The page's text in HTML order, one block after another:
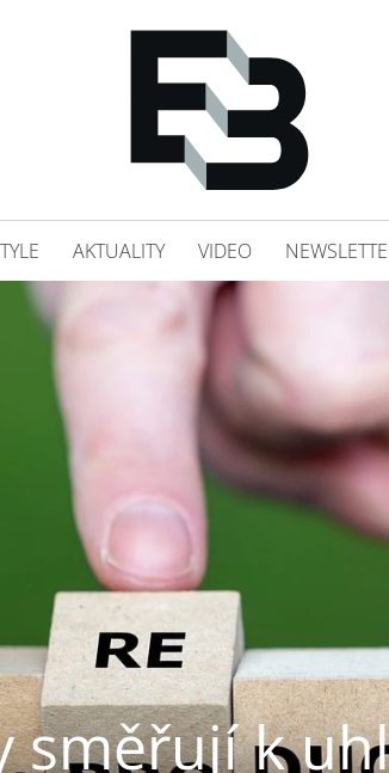
AKTUALITY VIDEO
směřují k